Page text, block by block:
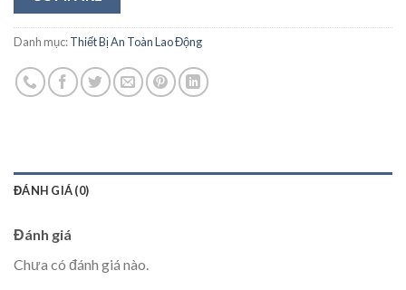
Danh mục:Thiết Bị An Toàn Lao Động
ĐÁNH GIÁ (0)
Đánh giá
Chưa có đánh giá nào.